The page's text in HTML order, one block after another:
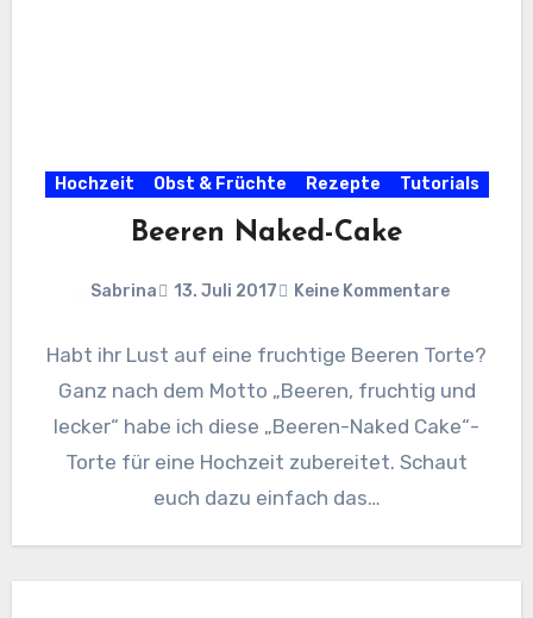
Hochzeit Obst & Früchte Rezepte Tutorials
Beeren Naked-Cake
Sabrina 13. Juli 2017 Keine Kommentare
Habt ihr Lust auf eine fruchtige Beeren Torte?
Ganz nach dem Motto „Beeren, fruchtig und
lecker“ habe ich diese „Beeren-Naked Cake“-
Torte für eine Hochzeit zubereitet. Schaut
euch dazu einfach das…